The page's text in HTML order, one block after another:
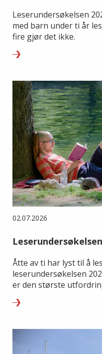
Leserundersøkelsen
med barn under ti år
fire gjør det ikke.
02.07.2026
Åtte av ti har lyst til å
leserundersøkelsen
er den største